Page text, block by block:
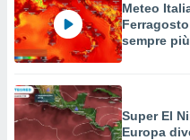
Meteo
sempre
Super El
Europa